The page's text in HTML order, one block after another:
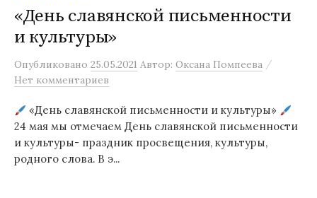
«День славянской письменности
и культуры»
Опубликовано 25.05.2021 Автор: Оксана Помпеева /
Нет комментариев
«День славянской письменности и культуры»
24 мая мы отмечаем День славянской письменности
и культуры- праздник просвещения, культуры,
родного слова. В э...